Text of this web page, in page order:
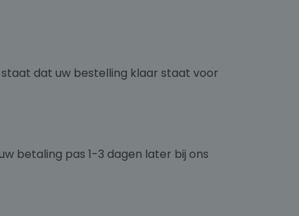
dat uw bestelling klaar staat voor
betaling pas 1-3 dagen later bij ons